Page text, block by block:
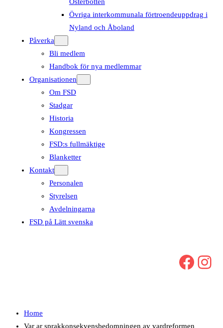
Övriga interkommunala förtroendeuppdrag i
Nyland och Åboland
Påverka
Bli medlem
Handbok för nya medlemmar
Organisationen
Om FSD
Stadgar
Historia
Kongressen
FSD:s fullmäktige
Blanketter
Kontakt
Personalen
Styrelsen
Avdelningarna
FSD på Lätt svenska
Facebook Instagram
Home
Var ar sprakkonsekvensbedomningen av vardreformen